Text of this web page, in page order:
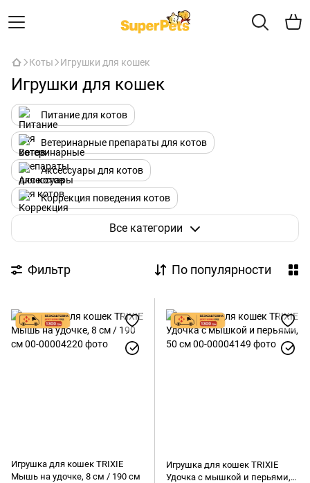
Коты Игрушки для кошек
Игрушки для кошек
Питание для котов
Ветеринарные препараты для котов
Аксессуары для котов
Коррекция поведения котов
Товары для дома Уход и гигиена для кошек
Все категории
Фильтр По популярности
Игрушка для кошек TRIXIE
Мышь на удочке, 8 см / 190 см
Игрушка для кошек TRIXIE
Удочка с мышкой и перьями,